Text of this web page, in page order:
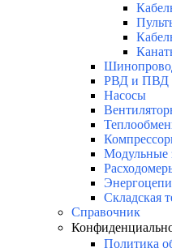
РВД и ПВД
Насосы
Модульные
Энергоцепи
Складская
Справочник
Политика